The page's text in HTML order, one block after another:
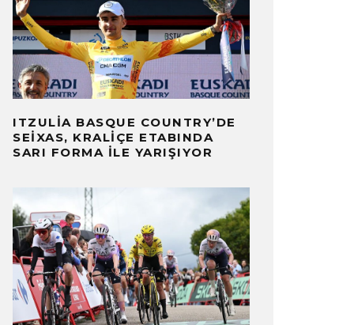
ITZULIA BASQUE COUNTRY’DE
SEIXAS, KRALIÇE ETABINDA
SARI FORMA ILE YARIŞIYOR